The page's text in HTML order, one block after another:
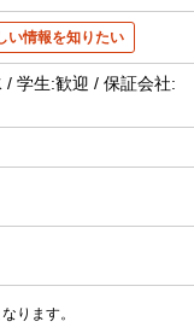
い情報を知りたい
学生:歓迎 / 保証会社:
ります。